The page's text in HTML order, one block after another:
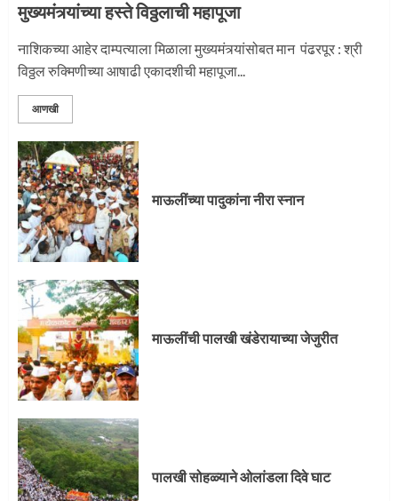
3
मुख्यमंत्र्यांच्या हस्ते विठ्ठलाची महापूजा
नाशिकच्या आहेर दाम्पत्याला मिळाला मुख्यमंत्र्यांसोबत मान पंढरपूर : श्री
विठ्ठल रुक्मिणीच्या आषाढी एकादशीची महापूजा...
आणखी
माऊलींच्या पादुकांना नीरा स्नान
माऊलींची पालखी खंडेरायाच्या जेजुरीत
पालखी सोहळ्याने ओलांडला दिवे घाट
3
4
5